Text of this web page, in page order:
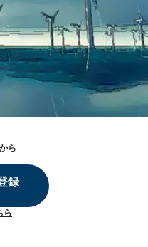
ら
録
ら